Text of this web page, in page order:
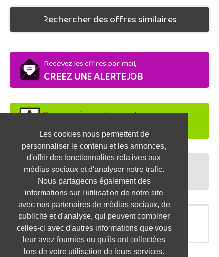
Les cookies nous permettent de
personnaliser le contenu et les annonces,
d'offrir des fonctionnalités relatives aux
médias sociaux et d'analyser notre trafic.
Nous partageons également des
informations sur l'utilisation de notre site
avec nos partenaires de médias sociaux, de
publicité et d'analyse, qui peuvent combiner
celles-ci avec d'autres informations que vous
leur avez fournies ou qu'ils ont collectées
lors de votre utilisation de leurs services.
Rechercher des offres similaires
Recevez les offres par mail,
CREEZ UNE ALERTEJOB
Soyez repéré par les recruteurs,
DEPOSEZ VOTRE CV
Préparez vos entretiens,
TESTEZ-VOUS
OFFRES SIMILAIRES